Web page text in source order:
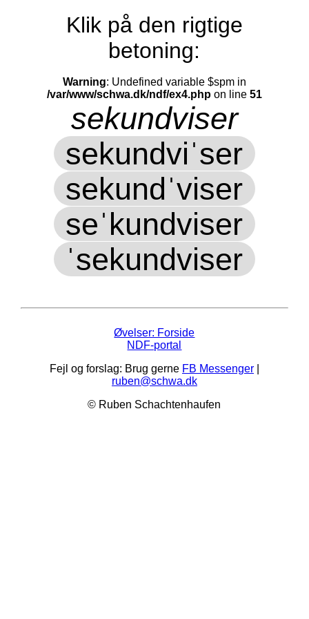
Klik på den rigtige
betoning:
Warning: Undefined variable $spm in
/var/www/schwa.dk/ndf/ex4.phpon line 51
sekundviser
sekundviˈser
sekundˈviser
seˈkundviser
ˈsekundviser
Øvelser: Forside
NDF-portal
Fejl og forslag: Brug gerne FB Messenger|
ruben@schwa.dk
© Ruben Schachtenhaufen